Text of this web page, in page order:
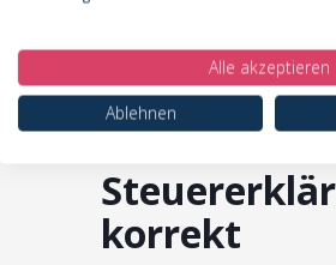
So
die Kosten
Deiner
korrekt
Alle akzeptieren
Ablehnen